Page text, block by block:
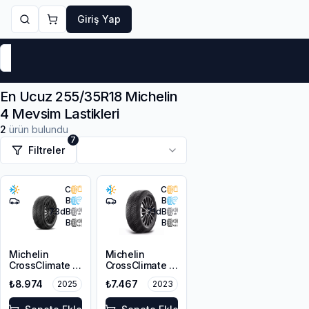
Giriş Yap
En Ucuz 255/35R18 Michelin
4 Mevsim Lastikleri
2 ürün bulundu
Filtreler
7
C
B
73dB
B
Michelin
CrossClimate 3
255/35R18 94Y
XL M+S 3PMSF
₺8.974 2025
C
B
71dB
B
Michelin
CrossClimate 2
255/35R18 94Y
XL
₺7.467 2023